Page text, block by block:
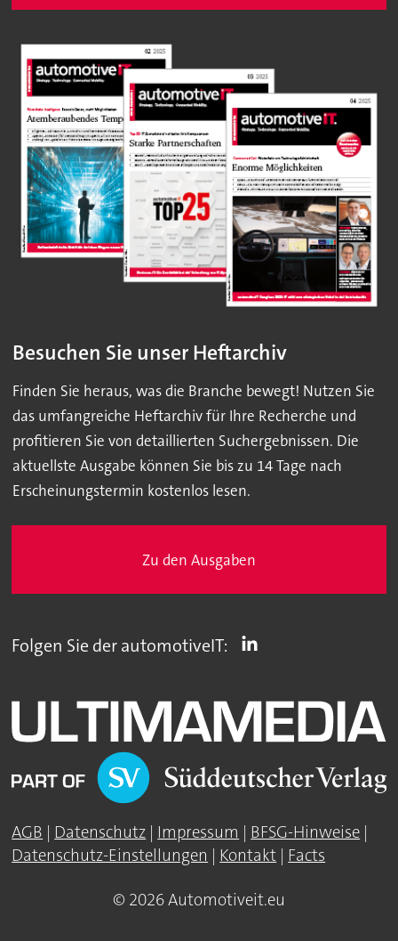
Besuchen Sie unser Heftarchiv
Finden Sie heraus, was die Branche bewegt! Nutzen Sie
das umfangreiche Heftarchiv für Ihre Recherche und
profitieren Sie von detaillierten Suchergebnissen. Die
aktuellste Ausgabe können Sie bis zu 14 Tage nach
Erscheinungstermin kostenlos lesen.
Zu den Ausgaben
Folgen Sie der automotiveIT:
AGB | Datenschutz | Impressum | BFSG-Hinweise |
Datenschutz-Einstellungen | Kontakt | Facts
© 2026 Automotiveit.eu